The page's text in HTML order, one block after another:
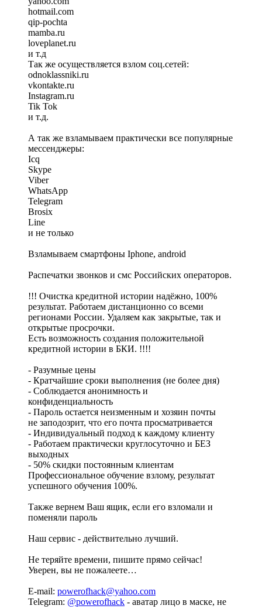
hotmail.com
qip-pochta
mamba.ru
loveplanet.ru
и т.д
Так же осуществляется взлом соц.сетей:
odnoklassniki.ru
vkontakte.ru
Instagram.ru
Tik Tok
и т.д.
А так же взламываем практически все популярные
мессенджеры:
Icq
Skype
Viber
WhatsApp
Telegram
Brosix
Line
и не только
Взламываем смартфоны Iphone, android
Распечатки звонков и смс Российских операторов.
!!! Очистка кредитной истории надёжно, 100%
результат. Работаем дистанционно со всеми
регионами России. Удаляем как закрытые, так и
открытые просрочки.
Есть возможность создания положительной
кредитной истории в БКИ. !!!!
- Разумные цены
- Кратчайшие сроки выполнения (не более дня)
- Соблюдается анонимность и
конфиденциальность
- Пароль остается неизменным и хозяин почты
не заподозрит, что его почта просматривается
- Индивидуальный подход к каждому клиенту
- Работаем практически круглосуточно и БЕЗ
выходных
- 50% скидки постоянным клиентам
Профессиональное обучение взлому, результат
успешного обучения 100%.
Также вернем Ваш ящик, если его взломали и
поменяли пароль
Наш сервис - действительно лучший.
Не теряйте времени, пишите прямо сейчас!
Уверен, вы не пожалеете…
E-mail: powerofhack@yahoo.com
Telegram: @powerofhack - аватар лицо в маске, не